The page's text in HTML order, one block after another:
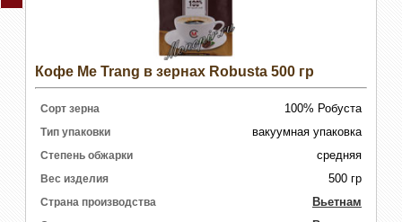
Кофе Me Trang в зернах Robusta 500 гр
Сорт зерна 100% Робуста
Тип упаковки вакуумная упаковка
Степень обжарки средняя
Вес изделия 500 гр
Страна производства Вьетнам